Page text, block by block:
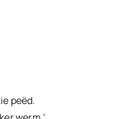
peëd.